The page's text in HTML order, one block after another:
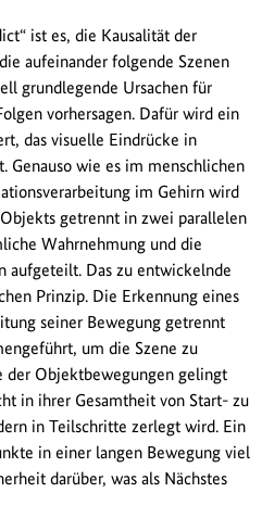
ist es, die Kausalität der
aufeinander folgende Szenen
grundlegende Ursachen für
vorhersagen. Dafür wird ein
das visuelle Eindrücke in
wie es im menschlichen
im Gehirn wird
Objekts getrennt in zwei parallelen
Wahrnehmung und die
aufgeteilt. Das zu entwickelnde
Prinzip. Die Erkennung eines
seiner Bewegung getrennt
um die Szene zu
der Objektbewegungen gelingt
in ihrer Gesamtheit von Start- zu
in Teilschritte zerlegt wird. Ein
in einer langen Bewegung viel
darüber, was als Nächstes